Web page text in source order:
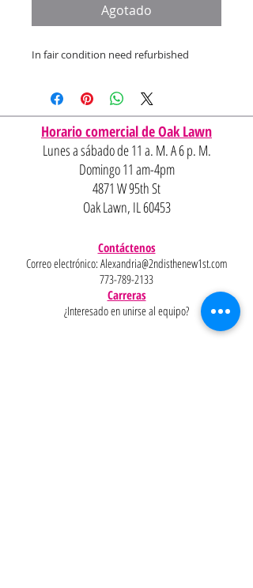
Agotado
In fair condition need refurbished
Horario comercial de Oak Lawn
Lunes a sábado de 11 a. M. A 6 p. M.
Domingo 11 am-4pm
4871 W 95th St
Oak Lawn, IL 60453
Contáctenos
Correo electrónico: Alexandria@2ndisthenew1st.com
773-789-2133
Carreras
¿Interesado en unirse al equipo?